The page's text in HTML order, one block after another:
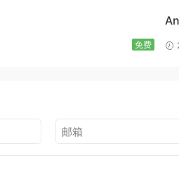
免费